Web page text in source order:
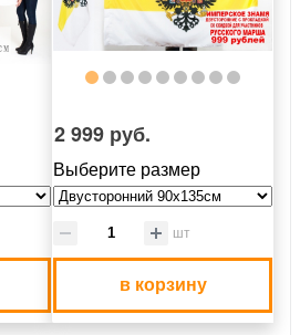
2 999 руб.
Выберите размер
шт
в корзину